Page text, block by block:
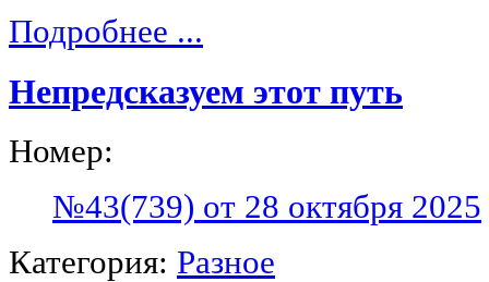
Подробнее ...
Непредсказуем этот путь
Номер:
№43(739) от 28 октября 2025
Категория: Разное